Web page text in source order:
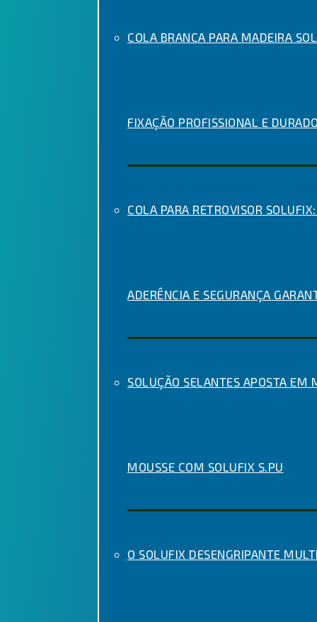
COLA BRANCA PARA MADEIRA
FIXAÇÃO PROFISSIONAL E
COLA PARA RETROVISOR
ADERÊNCIA E SEGURANÇA
SOLUÇÃO SELANTES APOSTA EM
MOUSSE COM SOLUFIX S.PU
O SOLUFIX DESENGRIPANTE